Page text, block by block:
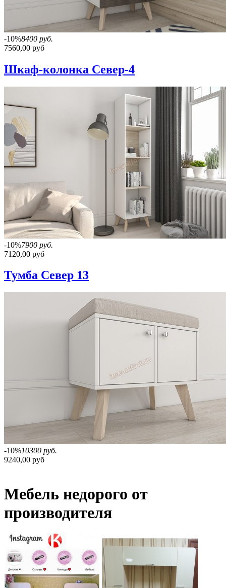
-10%8400 руб.
7560,00 руб
Шкаф-колонка Север-4
-10%7900 руб.
7120,00 руб
Тумба Север 13
-10%10300 руб.
9240,00 руб
Мебель недорого от
производителя